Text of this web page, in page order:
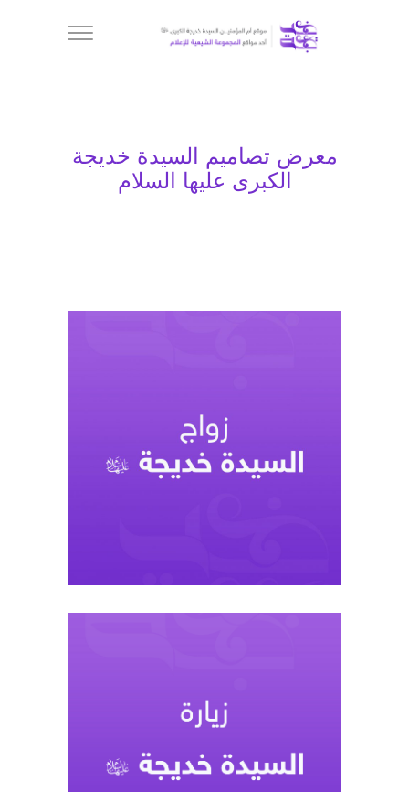
معرض تصاميم السيدة خديجة
الكبرى عليها السلام